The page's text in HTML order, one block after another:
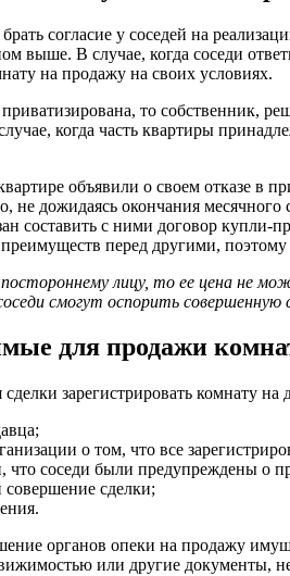
согласие у соседей на
выше. В случае, когда соседи
на продажу на своих условиях.
то собственник,
когда часть квартиры
объявили о своем отказе в
не дожидаясь окончания
составить с ними договор
перед другими, поэтому
лицу, то ее цена не
смогут оспорить совершенную
для продажи
зарегистрировать комнату
о том, что все
соседи были предупреждены о
сделки;
органов опеки на продажу
или другие документы,